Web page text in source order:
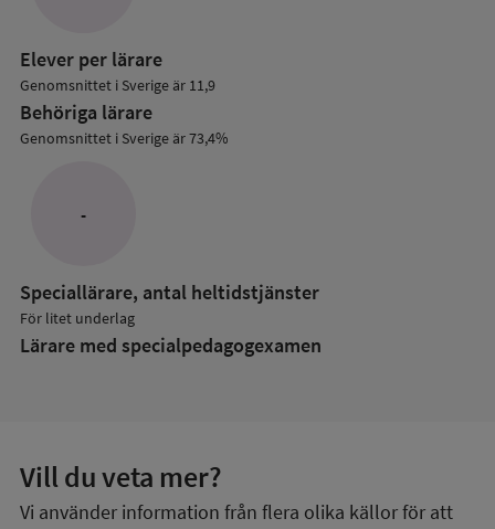
Elever per lärare
Genomsnittet i Sverige är 11,9
Behöriga lärare
Genomsnittet i Sverige är 73,4%
-
Speciallärare, antal heltidstjänster
För litet underlag
Lärare med specialpedagog­examen
Vill du veta mer?
Vi använder information från flera olika källor för att